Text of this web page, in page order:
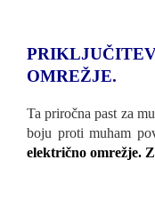
OMREŽJE.
Ta priročna past za
boju proti muham
električno omrežje.